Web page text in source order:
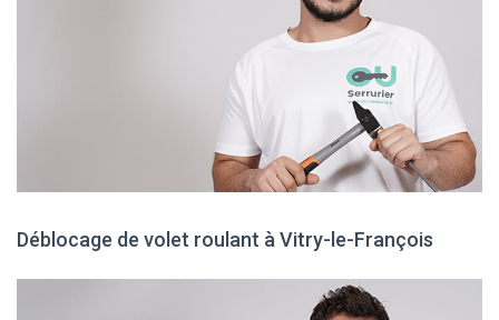
Déblocage de volet roulant à Vitry-le-François